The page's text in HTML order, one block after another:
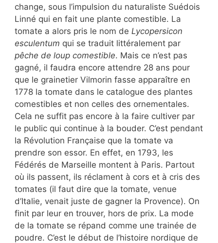
change, sous l’impulsion du naturaliste Suédois
Linné qui en fait une plante comestible. La
tomate a alors pris le nom de Lycopersicon
esculentum qui se traduit littéralement par
pêche de loup comestible. Mais ce n’est pas
gagné, il faudra encore attendre 28 ans pour
que le grainetier Vilmorin fasse apparaître en
1778 la tomate dans le catalogue des plantes
comestibles et non celles des ornementales.
Cela ne suffit pas encore à la faire cultiver par
le public qui continue à la bouder. C’est pendant
la Révolution Française que la tomate va
prendre son essor. En effet, en 1793, les
Fédérés de Marseille montent à Paris. Partout
où ils passent, ils réclament à cors et à cris des
tomates (il faut dire que la tomate, venue
d’Italie, venait juste de gagner la Provence). On
finit par leur en trouver, hors de prix. La mode
de la tomate se répand comme une trainée de
poudre. C’est le début de l’histoire nordique de